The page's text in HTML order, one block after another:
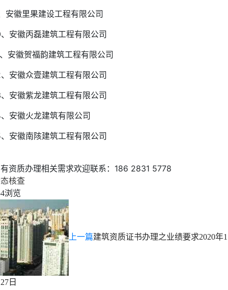
安徽里果建设工程有限公司
安徽丙磊建筑工程有限公司
安徽贺福韵建筑工程有限公司
安徽众壹建筑工程有限公司
安徽紫龙建筑工程有限公司
安徽火龙建筑有限公司
安徽南陔建筑工程有限公司
资质办理相关需求欢迎联系：186 2831 5778
核查
浏览
上一篇建筑资质证书办理之业绩要求2020年
日